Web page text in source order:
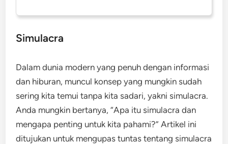
Simulacra
Dalam dunia modern yang penuh dengan informasi
dan hiburan, muncul konsep yang mungkin sudah
sering kita temui tanpa kita sadari, yakni simulacra.
Anda mungkin bertanya, “Apa itu simulacra dan
mengapa penting untuk kita pahami?” Artikel ini
ditujukan untuk mengupas tuntas tentang simulacra